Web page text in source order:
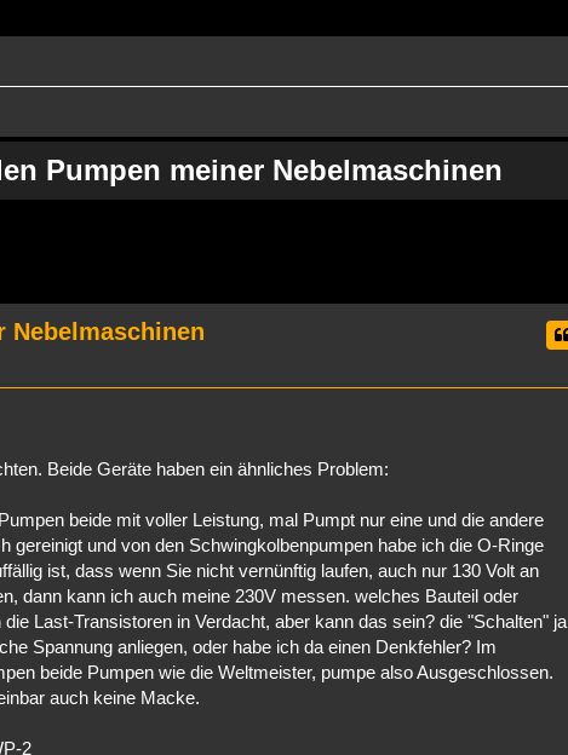
Pumpen meiner Nebelmaschinen
Nebelmaschinen
Beide Geräte haben ein ähnliches Problem:
beide mit voller Leistung, mal Pumpt nur eine und die andere
und von den Schwingkolbenpumpen habe ich die O-Ringe
ist, dass wenn Sie nicht vernünftig laufen, auch nur 130 Volt an
dann kann ich auch meine 230V messen. welches Bauteil oder
Last-Transistoren in Verdacht, aber kann das sein? die "Schalten" ja
Spannung anliegen, oder habe ich da einen Denkfehler? Im
beide Pumpen wie die Weltmeister, pumpe also Ausgeschlossen.
auch keine Macke.
2